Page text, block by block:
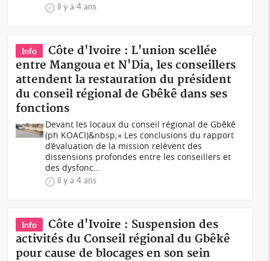
il y a 4 ans
Info
Côte d'Ivoire : L'union scellée
entre Mangoua et N'Dia, les conseillers
attendent la restauration du président
du conseil régional de Gbêkê dans ses
fonctions
Devant les locaux du conseil régional de Gbêkê
(ph KOACI)&nbsp;« Les conclusions du rapport
d’évaluation de la mission relèvent des
dissensions profondes entre les conseillers et
des dysfonc...
il y a 4 ans
Info
Côte d'Ivoire : Suspension des
activités du Conseil régional du Gbêkê
pour cause de blocages en son sein